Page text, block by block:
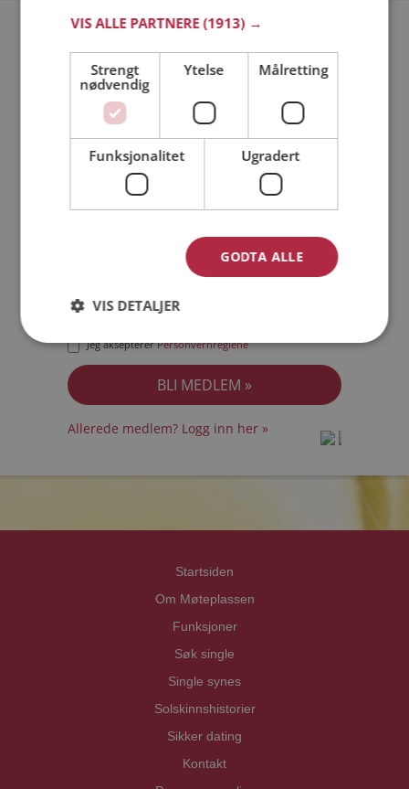
Bli medlem gratis!
Jeg er en:
Jeg akseptererPersonvernreglene
Allerede medlem? Logg inn her »
Startsiden
Om Møteplassen
Funksjoner
Søk single
Single synes
Solskinnshistorier
Sikker dating
Kontakt
VIS ALLE PARTNERE(1913) →
Strengt
nødvendig
Ytelse Målretting
Funksjonalitet Ugradert
GODTA ALLE
VIS DETALJER